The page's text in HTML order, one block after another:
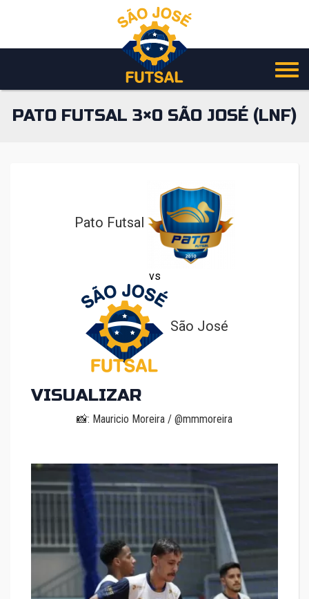
o
PATO FUTSAL 3×0 SÃO JOSÉ (LNF)
Pato Futsal
vs
São José
VISUALIZAR
📸: Mauricio Moreira / @mmmoreira